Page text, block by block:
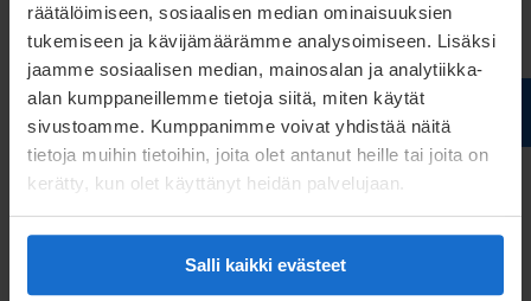
räätälöimiseen, sosiaalisen median ominaisuuksien
tukemiseen ja kävijämäärämme analysoimiseen. Lisäksi
jaamme sosiaalisen median, mainosalan ja analytiikka-
alan kumppaneillemme tietoja siitä, miten käytät
sivustoamme. Kumppanimme voivat yhdistää näitä
tietoja muihin tietoihin, joita olet antanut heille tai joita on
kerätty, kun olet käyttänyt heidän palvelujaan.
Salli kaikki evästeet
Avantopool – Samarbete är ett